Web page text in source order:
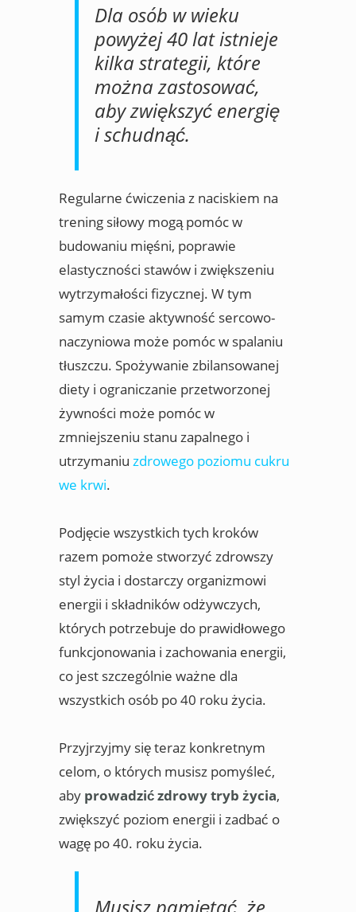
Dla osób w wieku
powyżej 40 lat istnieje
kilka strategii, które
można zastosować,
aby zwiększyć energię
i schudnąć.
Regularne ćwiczenia z naciskiem na
trening siłowy mogą pomóc w
budowaniu mięśni, poprawie
elastyczności stawów i zwiększeniu
wytrzymałości fizycznej. W tym
samym czasie aktywność sercowo-
naczyniowa może pomóc w spalaniu
tłuszczu. Spożywanie zbilansowanej
diety i ograniczanie przetworzonej
żywności może pomóc w
zmniejszeniu stanu zapalnego i
utrzymaniu zdrowego poziomu cukru
we krwi.
Podjęcie wszystkich tych kroków
razem pomoże stworzyć zdrowszy
styl życia i dostarczy organizmowi
energii i składników odżywczych,
których potrzebuje do prawidłowego
funkcjonowania i zachowania energii,
co jest szczególnie ważne dla
wszystkich osób po 40 roku życia.
Przyjrzyjmy się teraz konkretnym
celom, o których musisz pomyśleć,
aby prowadzić zdrowy tryb życia,
zwiększyć poziom energii i zadbać o
wagę po 40. roku życia.
Musisz pamiętać, że